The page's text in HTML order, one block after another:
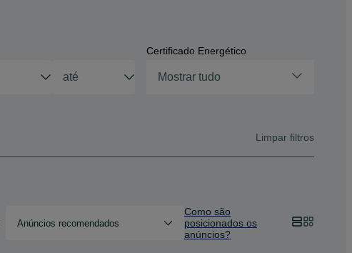
Certificado Energético
Mostrar tudo
Limpar filtros
Anúncios recomendados
Como são
posicionados os
anúncios?